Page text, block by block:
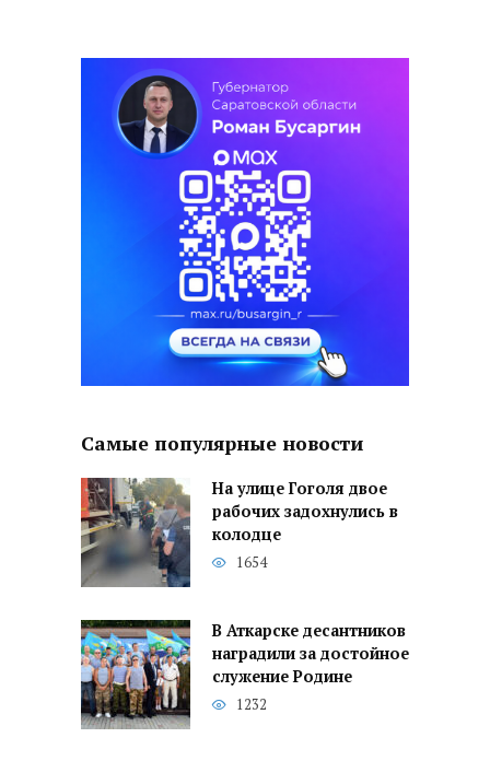
Самые популярные новости
На улице Гоголя двое
рабочих задохнулись в
колодце
1654
В Аткарске десантников
наградили за достойное
служение Родине
1232